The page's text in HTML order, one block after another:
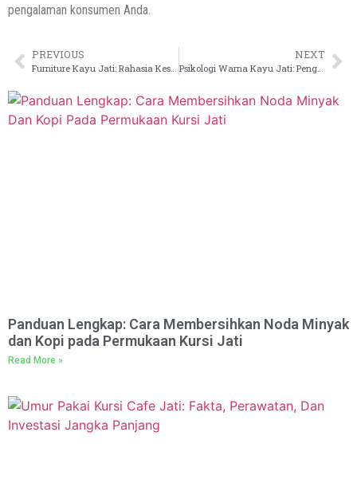
pengalaman konsumen Anda.
PREVIOUS
Furniture Kayu Jati: Rahasia Kesan Warm & Cozy Coffee Shop Anda
NEXT
Psikologi Warna Kayu Jati: Pengaruh Furniture pada Mood Pelanggan
Panduan Lengkap: Cara Membersihkan Noda Minyak
dan Kopi pada Permukaan Kursi Jati
Read More »